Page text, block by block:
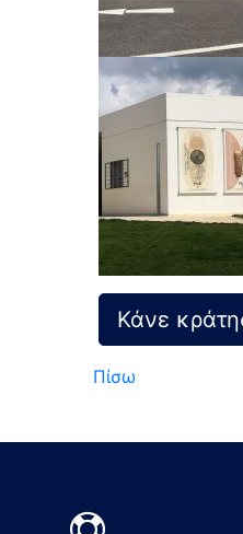
Κάνε
Πίσω